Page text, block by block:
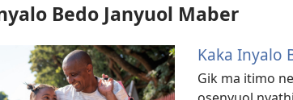
Bedo Janyuol Maber
Kaka Inyalo
Gik ma itimo